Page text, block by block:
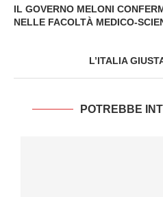
IL GOVERNO MELONI
NELLE FACOLTÀ MEDICO-
L’ITALIA
POTREBBE